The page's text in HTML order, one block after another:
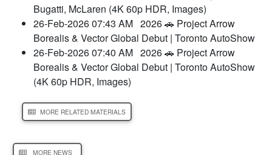
Bugatti, McLaren (4K 60p HDR, Images)
26-Feb-2026 07:43 AM 2026 🚗 Project Arrow
Borealis & Vector Global Debut | Toronto AutoShow
26-Feb-2026 07:40 AM 2026 🚗 Project Arrow
Borealis & Vector Global Debut | Toronto AutoShow
(4K 60p HDR, Images)
MORE RELATED MATERIALS
MORE NEWS